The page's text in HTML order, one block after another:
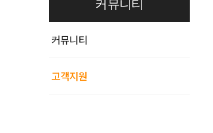
커뮤니티
커뮤니티
고객지원